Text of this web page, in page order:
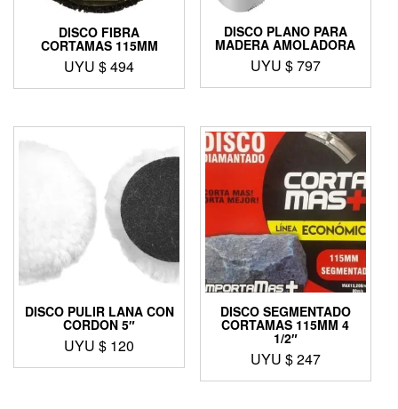
DISCO FIBRA
CORTAMAS 115MM
UYU $494
DISCO PLANO PARA
MADERA AMOLADORA
UYU $797
DISCO PULIR LANA CON
CORDON 5″
UYU $ 120
DISCO SEGMENTADO
CORTAMAS 115MM 4
1/2″
UYU $247